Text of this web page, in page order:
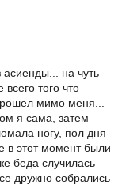
асиенды... на чуть
того что
мимо меня...
я сама, затем
ногу, пол дня
в этот момент были
беда случилась
дружно собрались